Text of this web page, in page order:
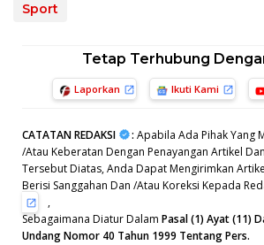
Sport
Tetap Terhubung
Laporkan Ikuti Kami
CATATAN REDAKSI : Apabila Ada Pihak Yang
/Atau Keberatan Dengan Penayangan Artikel
Tersebut Diatas, Anda Dapat Mengirimkan
Berisi Sanggahan Dan /Atau Koreksi Kepada
,
Sebagaimana Diatur Dalam Pasal (1) Ayat (11)
Undang Nomor 40 Tahun 1999 Tentang Pers.